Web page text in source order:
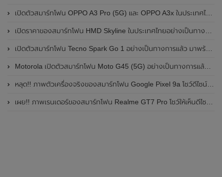
เปิดตัวสมาร์ทโฟน OPPO A3 Pro (5G) และ OPPO A3x ในประเทศไทยอย่างเป็นทางการแล้ว ในราคาเริ่มต้นเพียง 3,999 บาท
เปิดราคาของสมาร์ทโฟน HMD Skyline ในประเทศไทยอย่างเป็นทางการแล้ว ราคา 14,990 บาท
เปิดตัวสมาร์ทโฟน Tecno Spark Go 1 อย่างเป็นทางการแล้ว มาพร้อมหน้าจอแสดงผล LCD / 120Hz , แบตเตอรี่ 5,000mAh และใช้ชิปเซ็ต Unisoc
Motorola เปิดตัวสมาร์ทโฟน Moto G45 (5G) อย่างเป็นทางการแล้วในอินเดีย
หลุด!! ภาพตัวเครื่องจริงของสมาร์ทโฟน Google Pixel 9a โชว์ดีไซน์ใหม่ กล้องหลังแบนราบ ไม่มีกรอบของกล้องแล้ว
เผย!! ภาพเรนเดอร์ของสมาร์ทโฟน Realme GT7 Pro โชว์ให้เห็นดีไซน์ใหม่ พร้อมเผยรายละเอียดสเปกที่สำคัญบางส่วน